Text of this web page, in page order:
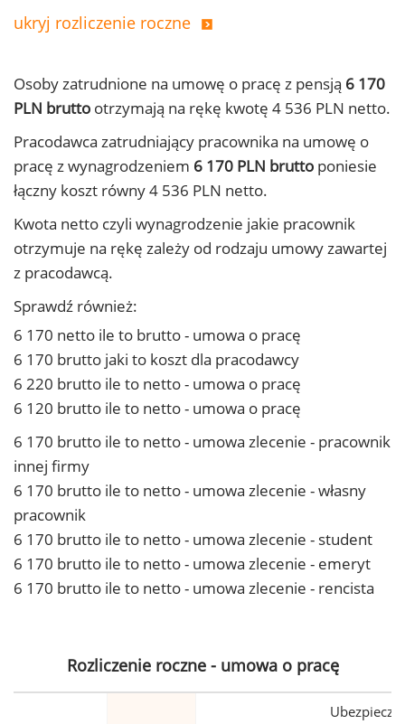
ukryj rozliczenie roczne
Osoby zatrudnione na umowę o pracę z pensją 6 170
PLN brutto otrzymają na rękę kwotę 4 536 PLN netto.
Pracodawca zatrudniający pracownika na umowę o
pracę z wynagrodzeniem 6 170 PLN brutto poniesie
łączny koszt równy 4 536 PLN netto.
Kwota netto czyli wynagrodzenie jakie pracownik
otrzymuje na rękę zależy od rodzaju umowy zawartej
z pracodawcą.
Sprawdź również:
6 170 netto ile to brutto - umowa o pracę
6 170 brutto jaki to koszt dla pracodawcy
6 220 brutto ile to netto - umowa o pracę
6 120 brutto ile to netto - umowa o pracę
6 170 brutto ile to netto - umowa zlecenie - pracownik
innej firmy
6 170 brutto ile to netto - umowa zlecenie - własny
pracownik
6 170 brutto ile to netto - umowa zlecenie - student
6 170 brutto ile to netto - umowa zlecenie - emeryt
6 170 brutto ile to netto - umowa zlecenie - rencista
Rozliczenie roczne - umowa o pracę